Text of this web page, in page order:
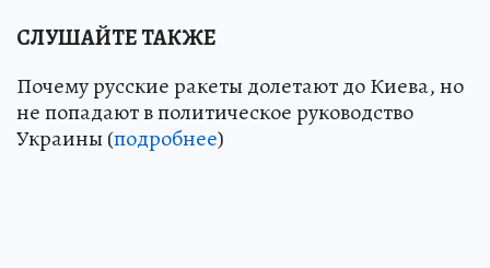
СЛУШАЙТЕ ТАКЖЕ
Почему русские ракеты долетают до Киева, но
не попадают в политическое руководство
Украины (подробнее)